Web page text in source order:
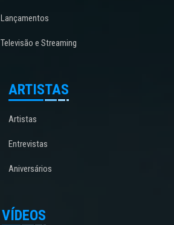
Lançamentos
Televisão e Streaming
ARTISTAS
Artistas
Entrevistas
Aniversários
VÍDEOS